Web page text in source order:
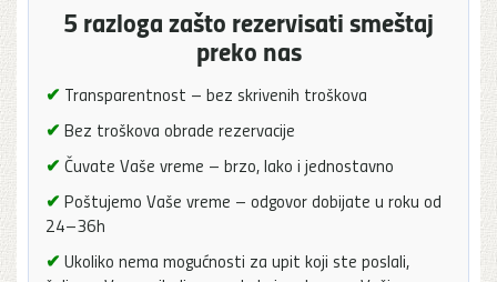
5 razloga zašto rezervisati smeštaj
preko nas
✔ Transparentnost – bez skrivenih troškova
✔ Bez troškova obrade rezervacije
✔ Čuvate Vaše vreme – brzo, lako i jednostavno
✔ Poštujemo Vaše vreme – odgovor dobijate u roku od
24–36h
✔ Ukoliko nema mogućnosti za upit koji ste poslali,